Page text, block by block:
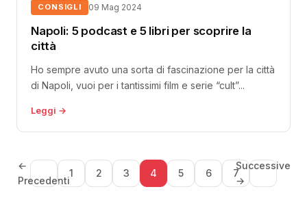
CONSIGLI 09 Mag 2024
Napoli: 5 podcast e 5 libri per scoprire la
città
Ho sempre avuto una sorta di fascinazione per la città
di Napoli, vuoi per i tantissimi film e serie “cult”...
Leggi →
←
Precedenti
1 2 3 4 5 6 7
Successive
→